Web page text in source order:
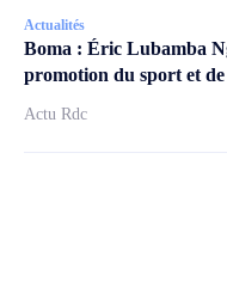
Actualités
Boma : Éric Lubamba
promotion du sport et de
Actu Rdc